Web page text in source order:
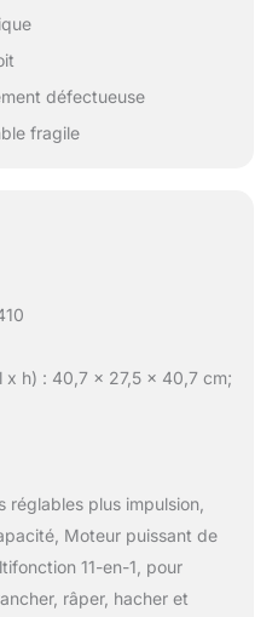
défectueuse
fragile
x h) : 40,7 x 27,5 x 40,7 cm;
plus impulsion,
Moteur puissant de
11-en-1, pour
râper, hacher et